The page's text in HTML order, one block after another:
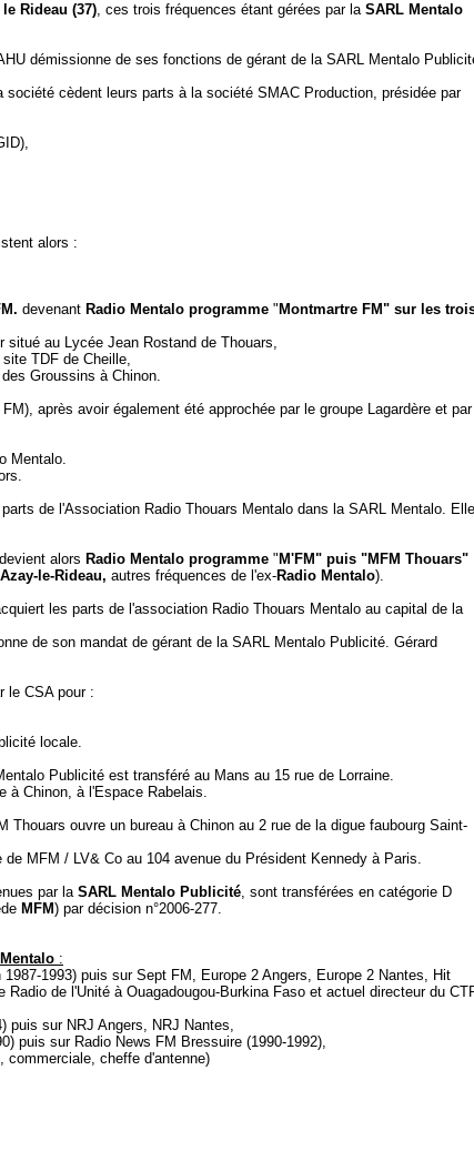
Rideau (37), ces trois fréquences étant gérées par laSARL Mentalo
démissionne de ses fonctions de gérant de la SARL Mentalo
cèdent leurs parts à la société SMAC Production, présidée par
alors :
devenant Radio Mentalo programme " Montmartre FM" sur les
situé au Lycée Jean Rostand de Thouars,
TDF de Cheille,
Groussins à Chinon.
après avoir également été approchée par le groupe Lagardère et
Mentalo.
de l'Association Radio Thouars Mentalo dans la SARL Mentalo. Elle
alors Radio Mentalo programme " M'FM" puis "MFM Thouars"
le-Rideau, autres fréquences de l'ex-Radio Mentalo).
les parts de l'association Radio Thouars Mentalo au capital de la
de son mandat de gérant de la SARL Mentalo Publicité. Gérard
le CSA pour :
locale.
Publicité est transféré au Mans au 15 rue de Lorraine.
à Chinon, à l'Espace Rabelais.
Thouars ouvre un bureau à Chinon au 2 rue de la digue faubourg Saint-
MFM / LV& Co au 104 avenue du Président Kennedy à Paris.
par laSARL Mentalo Publicité, sont transférées en catégorie D
MFM) par décision n°2006-277.
:
1993) puis sur Sept FM, Europe 2 Angers, Europe 2 Nantes, Hit
de l'Unité à Ouagadougou-Burkina Faso et actuel directeur du
puis sur NRJ Angers, NRJ Nantes,
puis sur Radio News FM Bressuire (1990-1992),
commerciale, cheffe d'antenne)